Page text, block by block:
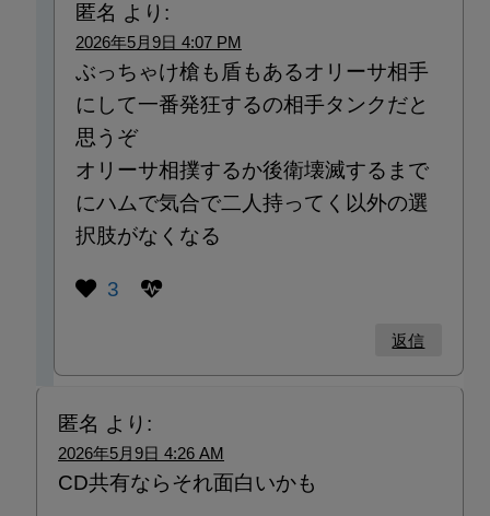
匿名 より:
2026年5月9日 4:07 PM
ぶっちゃけ槍も盾もあるオリーサ相手
にして一番発狂するの相手タンクだと
思うぞ
オリーサ相撲するか後衛壊滅するまで
にハムで気合で二人持ってく以外の選
択肢がなくなる
3
返信
匿名 より:
2026年5月9日 4:26 AM
CD共有ならそれ面白いかも